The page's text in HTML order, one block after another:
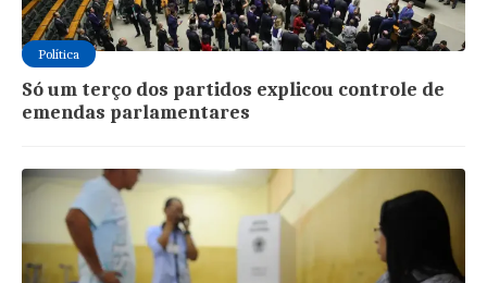
Política
Só um terço dos partidos explicou controle de
emendas parlamentares